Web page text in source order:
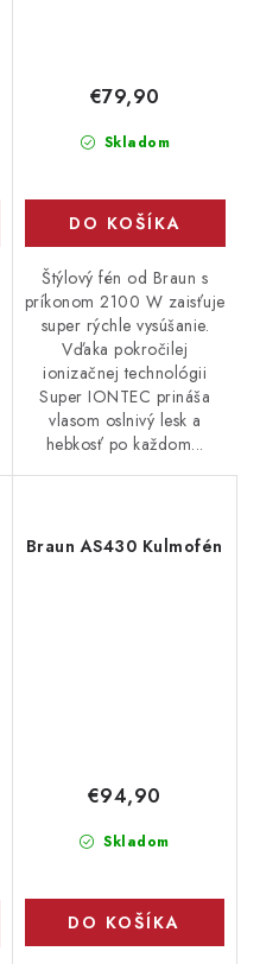
Skladom
€79,90
DO KOŠÍKA
Štýlový fén od Braun s
príkonom 2100 W zaisťuje
super rýchle vysúšanie.
Vďaka pokročilej
ionizačnej technológii
Super IONTEC prináša
vlasom oslnivý lesk a
hebkosť po každom...
Braun AS430 Kulmofén
Skladom
€94,90
DO KOŠÍKA